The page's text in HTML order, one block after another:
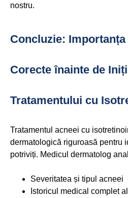
nostru.
Concluzie:
Corecte înainte de
Tratamentului cu
Tratamentul acneei cu
dermatologică riguroasă pentru
potriviți. Medicul dermatolog
Severitatea și tipul acneei
Istoricul medical complet